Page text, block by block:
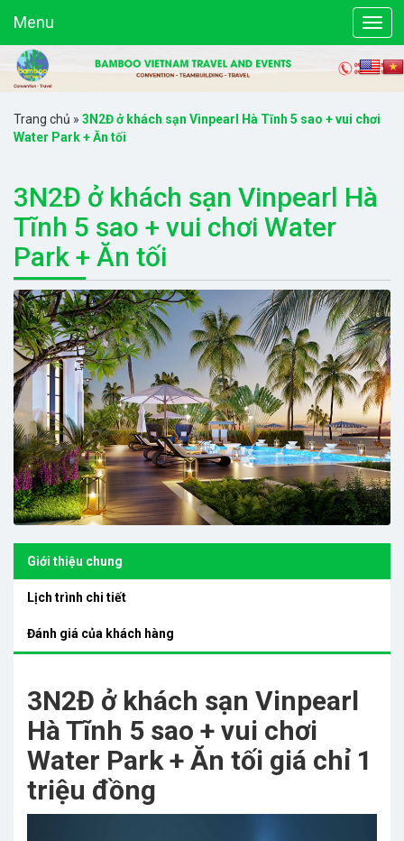
Menu
Trang chủ » 3N2Đ ở khách sạn Vinpearl Hà Tĩnh 5 sao + vui chơi
Water Park + Ăn tối
3N2Đ ở khách sạn Vinpearl Hà
Tĩnh 5 sao + vui chơi Water
Park + Ăn tối
Giới thiệu chung
Lịch trình chi tiết
Đánh giá của khách hàng
3N2Đ ở khách sạn Vinpearl
Hà Tĩnh 5 sao + vui chơi
Water Park + Ăn tối giá chỉ 1
triệu đồng